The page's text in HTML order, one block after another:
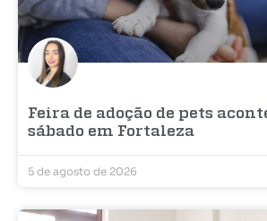
Feira de adoção de pets
sábado em Fortaleza
5 de agosto de 2026